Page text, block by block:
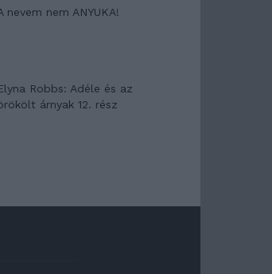
nevem nem ANYUKA!
Robbs: Adéle és az
árnyak 12. rész